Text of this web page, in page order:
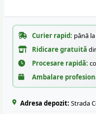
Curier rapid: până
Ridicare gratuită
Procesare rapidă:
Ambalare
Adresa depozit: Strada